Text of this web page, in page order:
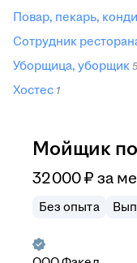
Повар, пекарь,
Сотрудник
Уборщица, уборщик
Хостес 1
Мойщик
32 000₽ за
Без опыта